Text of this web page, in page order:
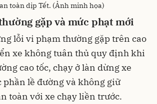
toàn dịp Tết. (Ảnh minh họa)
gặp và mức phạt mới
lỗi vi phạm thường gặp trên cao
xe không tuân thủ quy định khi
cao tốc, chạy ở làn dừng xe
phần lề đường và không giữ
toàn với xe chạy liền trước.